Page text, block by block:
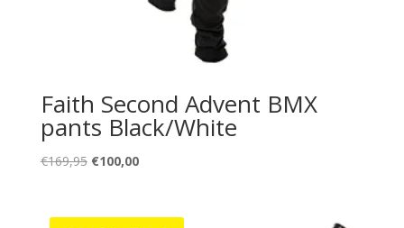
Faith Second Advent BMX
pants Black/White
€169,95 Oorspronkelijke
€169,95.
€100,00Huidige
€100,00.